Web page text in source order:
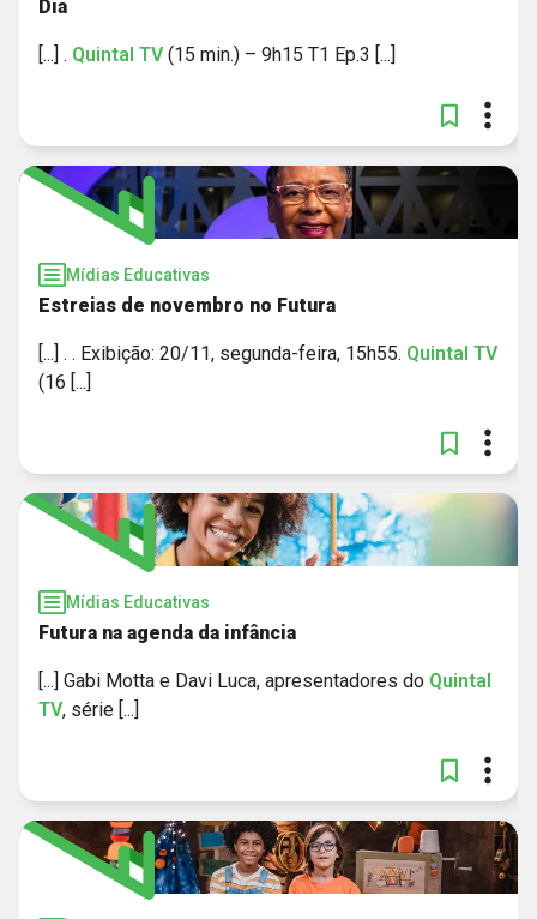
Dia
[...] . Quintal TV(15 min.) – 9h15 T1 Ep.3 [...]
Mídias Educativas
Estreias de novembro no Futura
[...] . . Exibição: 20/11, segunda-feira, 15h55. Quintal TV
(16 [...]
Mídias Educativas
Futura na agenda da infância
[...] Gabi Motta e Davi Luca, apresentadores do Quintal
TV, série [...]